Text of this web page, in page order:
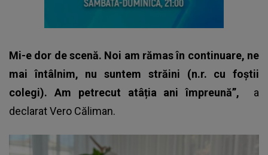
Mi-e dor de scenă. Noi am rămas în continuare, ne
mai întâlnim, nu suntem străini (n.r. cu foștii
colegi). Am petrecut atâția ani împreună”,
a
declaratVero Căliman.